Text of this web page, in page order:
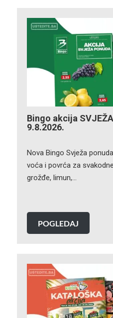
Bingo akcija
9.8.2026.
Nova Bingo Svježa
voća i povrća za
grožđe, limun,…
POGLEDAJ